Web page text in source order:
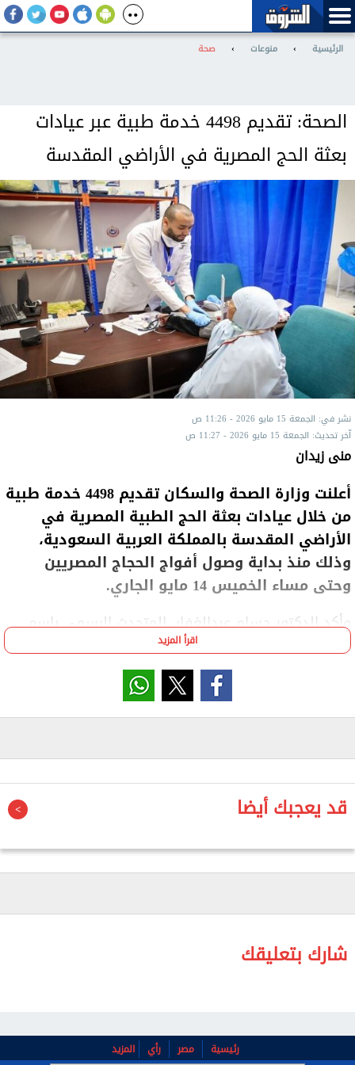
الرئيسية › منوعات › صحة
الصحة: تقديم 4498 خدمة طبية عبر عيادات
بعثة الحج المصرية في الأراضي المقدسة
نشر في: الجمعة 15 مايو 2026 - 11:26 ص
آخر تحديث: الجمعة 15 مايو 2026 - 11:27 ص
منى زيدان
‎أعلنت وزارة الصحة والسكان تقديم 4498 خدمة طبية
من خلال عيادات بعثة الحج الطبية المصرية في
الأراضي المقدسة بالمملكة العربية السعودية،
وذلك منذ بداية وصول أفواج الحجاج المصريين
وحتى مساء الخميس 14 مايو الجاري.
‎وأكد الدكتور حسام عبدالغفار، المتحدث الرسمي باسم
وزارة الصحة والسكان، أن الحالة الصحية العامة لجميع
الحجاج المصريين في الأراضي المقدسة مستقرة وبخير،
مشددا على عدم رصد أي تفشيات أو انتشار للأمراض
المعدية بينهم، وذلك في إطار التنسيق الوثيق والتعاون
تواصل عملها على مدار الساعة لتقديم أفضل الخدمات
الوقائية والعلاجية، بما يضمن سلامة وراحة الحجاج
المصريين.
‎ومن جانبه، أوضح الدكتور أحمد مصطفى، رئيس البعثة
المكرمة و186 خدمة في عيادات المدينة المنورة.
الرعاية اللازمة.
اقرأ المزيد
قد يعجبك أيضا
شارك بتعليقك
رئيسية مصر رأي المزيد